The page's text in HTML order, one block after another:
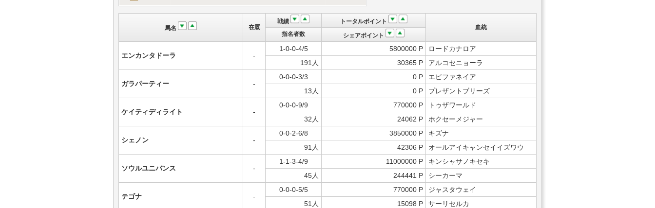
馬名 在厩
戦績
トータルポイント
血統
指名者数
シェアポイント
エンカンタドーラ -
1-0-0-4/5 5800000 P
ロードカナロア
191人
30365 P アルコセニョーラ
ガラパーティー -
0-0-0-3/3 0 P
エピファネイア
13人
0 P プレザントブリーズ
ケイティディライト -
0-0-0-9/9 770000 P
トゥザワールド
32人
24062 P ホクセーメジャー
シェノン -
0-0-2-6/8 3850000 P
キズナ
91人
42306 P オールアイキャンセイイズワウ
ソウルユニバンス -
1-1-3-4/9 11000000 P
キンシャサノキセキ
45人
244441 P シーカーマ
テゴナ -
0-0-0-5/5 770000 P
ジャスタウェイ
51人
15098 P サーリセルカ